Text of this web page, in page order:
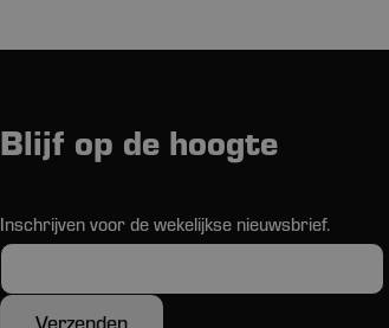
Blijf op de hoogte
Inschrijven voor de wekelijkse nieuwsbrief.